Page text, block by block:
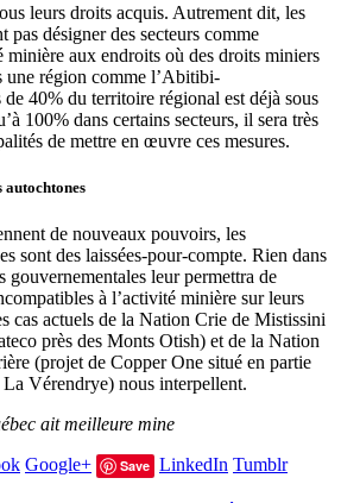
leurs droits acquis. Autrement dit, les
désigner des secteurs comme
minière aux endroits où des droits miniers
une région comme l’Abitibi-
40% du territoire régional est déjà sous
100% dans certains secteurs, il sera très
de mettre en œuvre ces mesures.
autochtones
de nouveaux pouvoirs, les
sont des laissées-pour-compte. Rien dans
gouvernementales leur permettra de
à l’activité minière sur leurs
cas actuels de la Nation Crie de Mistissini
près des Monts Otish) et de la Nation
(projet de Copper One situé en partie
Vérendrye) nous interpellent.
ait meilleure mine
Google+ Save LinkedIn Tumblr